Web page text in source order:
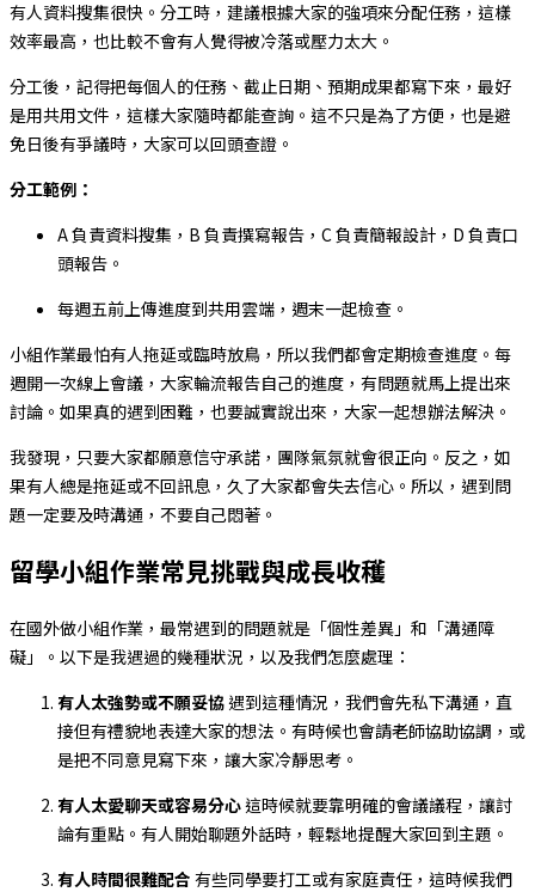
有人資料搜集很快。分工時，建議根據大家的強項來分配任務，這樣
效率最高，也比較不會有人覺得被冷落或壓力太大。
分工後，記得把每個人的任務、截止日期、預期成果都寫下來，最好
是用共用文件，這樣大家隨時都能查詢。這不只是為了方便，也是避
免日後有爭議時，大家可以回頭查證。
分工範例：
A 負責資料搜集，B 負責撰寫報告，C 負責簡報設計，D 負責口
頭報告。
每週五前上傳進度到共用雲端，週末一起檢查。
小組作業最怕有人拖延或臨時放鳥，所以我們都會定期檢查進度。每
週開一次線上會議，大家輪流報告自己的進度，有問題就馬上提出來
討論。如果真的遇到困難，也要誠實說出來，大家一起想辦法解決。
我發現，只要大家都願意信守承諾，團隊氣氛就會很正向。反之，如
果有人總是拖延或不回訊息，久了大家都會失去信心。所以，遇到問
題一定要及時溝通，不要自己悶著。
留學小組作業常見挑戰與成長收穫
在國外做小組作業，最常遇到的問題就是「個性差異」和「溝通障
礙」。以下是我遇過的幾種狀況，以及我們怎麼處理：
有人太強勢或不願妥協遇到這種情況，我們會先私下溝通，直
接但有禮貌地表達大家的想法。有時候也會請老師協助協調，或
是把不同意見寫下來，讓大家冷靜思考。
有人太愛聊天或容易分心這時候就要靠明確的會議議程，讓討
論有重點。有人開始聊題外話時，輕鬆地提醒大家回到主題。
有人時間很難配合 有些同學要打工或有家庭責任，這時候我們